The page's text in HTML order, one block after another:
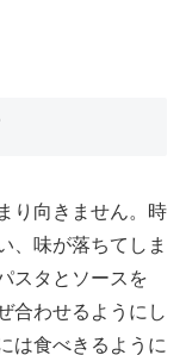
り向きません。時
、味が落ちてしま
スタとソースを
合わせるようにし
は食べきるように